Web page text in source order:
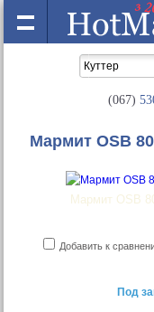
(067)
Мармит OSB
Мармит OSB
Добавить к
Под